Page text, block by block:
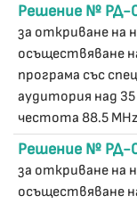
Решение № РД-
за откриване на
осъществяване
програма със
аудитория над 35
честота 88.5
Решение № РД-
за откриване на
осъществяване